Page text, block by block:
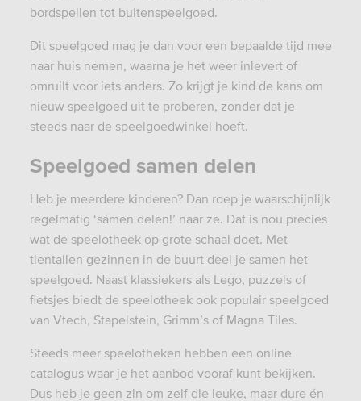
bordspellen tot buitenspeelgoed.
Dit speelgoed mag je dan voor een bepaalde tijd mee
naar huis nemen, waarna je het weer inlevert of
omruilt voor iets anders. Zo krijgt je kind de kans om
nieuw speelgoed uit te proberen, zonder dat je
steeds naar de speelgoedwinkel hoeft.
Speelgoed samen delen
Heb je meerdere kinderen? Dan roep je waarschijnlijk
regelmatig ‘sámen delen!’ naar ze. Dat is nou precies
wat de speelotheek op grote schaal doet. Met
tientallen gezinnen in de buurt deel je samen het
speelgoed. Naast klassiekers als Lego, puzzels of
fietsjes biedt de speelotheek ook populair speelgoed
van Vtech, Stapelstein, Grimm’s of Magna Tiles.
Steeds meer speelotheken hebben een online
catalogus waar je het aanbod vooraf kunt bekijken.
Dus heb je geen zin om zelf die leuke, maar dure én